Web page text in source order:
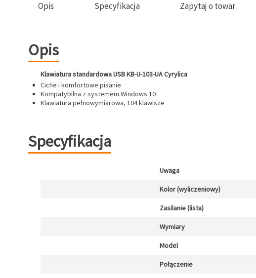
Opis Specyfikacja Zapytaj o towar
Opis
Klawiatura standardowa USB KB-U-103-UA Cyrylica
Ciche i komfortowe pisanie
Kompatybilna z systemem Windows 10
Klawiatura pełnowymiarowa, 104 klawisze
Specyfikacja
Uwaga
Kolor (wyliczeniowy)
Zasilanie (lista)
Wymiary
Model
Połączenie